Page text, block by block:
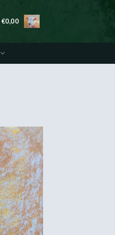
€0,00